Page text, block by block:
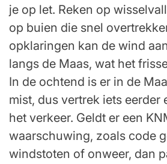
je op let. Reken op
op buien die snel
opklaringen kan de wind
langs de Maas, wat het
In de ochtend is er in de
mist, dus vertrek iets eerder
het verkeer. Geldt er een
waarschuwing, zoals code
windstoten of onweer, dan